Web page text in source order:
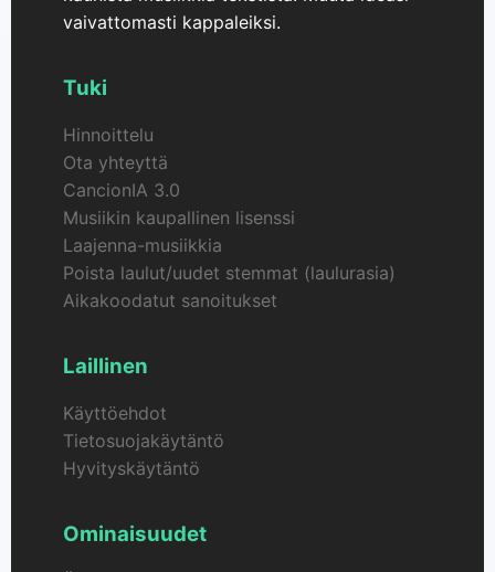
vaivattomasti kappaleiksi.
Tuki
Hinnoittelu
Ota yhteyttä
CancionIA 3.0
Musiikin kaupallinen lisenssi
Laajenna-musiikkia
Poista laulut/uudet stemmat (laulurasia)
Aikakoodatut sanoitukset
Laillinen
Käyttöehdot
Tietosuojakäytäntö
Hyvityskäytäntö
Ominaisuudet